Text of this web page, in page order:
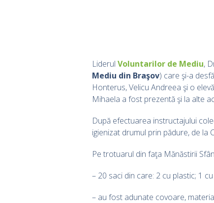
Liderul Voluntarilor de Mediu,
Mediu din Braşov) care şi-a
Honterus, Velicu Andreea şi o
Mihaela a fost prezentă şi la alte
După efectuarea instructajului
igienizat drumul prin pădure, de
Pe trotuarul din faţa Mănăstirii
– 20 saci din care: 2 cu plastic; 1
– au fost adunate covoare,